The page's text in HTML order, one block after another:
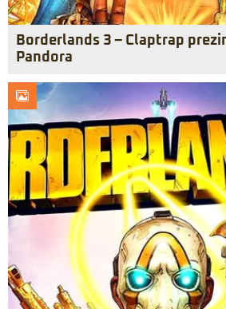
Borderlands 3 – Claptrap
Pandora